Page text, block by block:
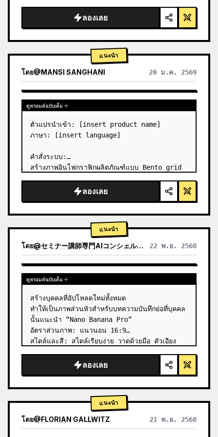
ลองเลย
แนะนำ
โดย@MANSI SANGHANI 20 ม.ค. 2569
ดูผลลัพธ์จากโมเดลอื่น
ดูพรอมต์ฉบับเต็ม
ตัวแปรนำเข้า: [insert product name]
ภาษา: [insert language]
คำสั่งระบบ:
สร้างภาพอินโฟกราฟิกผลิตภัณฑ์แบบ Bento grid
(การ์ด 2 ถึง 8 แสดงเฉพาะชื่อข้อความเท่านั้น)
1) การวิเคราะห์ผลิตภัณฑ์:
ลองเลย
แนะนำ
โดย@セミナー講師専門AIコンシェルジュ｜工藤 晶 22 พ.ย. 2568
ดูผลลัพธ์จากโมเดลอื่น
ดูพรอมต์ฉบับเต็ม
สร้างบุคคลที่อัปโหลดใหม่ทั้งหมด
ทำให้เป็นภาพส่วนหัวสำหรับบทความบันทึกย่อที่บุคคล
นั้นแนะนำ “Nano Banana Pro”
อัตราส่วนภาพ: แนวนอน 16:9
สไตล์และสี: สไตล์เรียบง่าย วาดด้วยมือ ตัวเอียง
ข้อความชื่อเรื่อง: “คำอธิบายเชิงลึกเกี่ยวกับ…
ลองเลย
แนะนำ
โดย@FLORIAN GALLWITZ 21 พ.ย. 2568